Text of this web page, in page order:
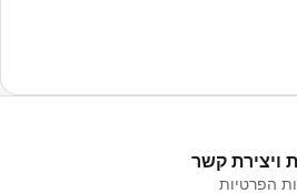
ויצירת קשר
הפרטיות